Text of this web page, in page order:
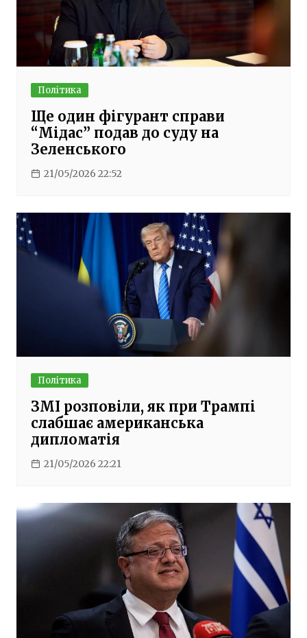
Політика
Ще один фігурант справи
“Мідас” подав до суду на
Зеленського
21/05/2026 22:52
Політика
ЗМІ розповіли, як при Трампі
слабшає американська
дипломатія
21/05/2026 22:21